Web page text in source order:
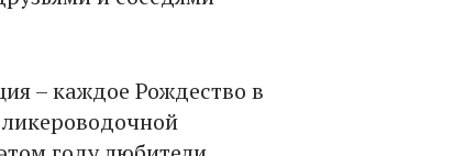
– каждое Рождество в